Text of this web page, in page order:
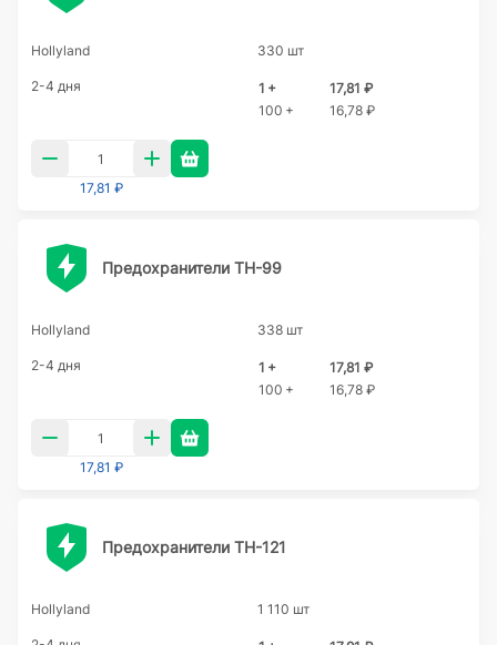
Hollyland 330 шт
2-4 дня 1 +
17,81 ₽
100 +
16,78 ₽
17,81 ₽
Предохранители TH-99
Hollyland 338 шт
2-4 дня 1 +
17,81 ₽
100 +
16,78 ₽
17,81 ₽
Предохранители TH-121
Hollyland 1 110 шт